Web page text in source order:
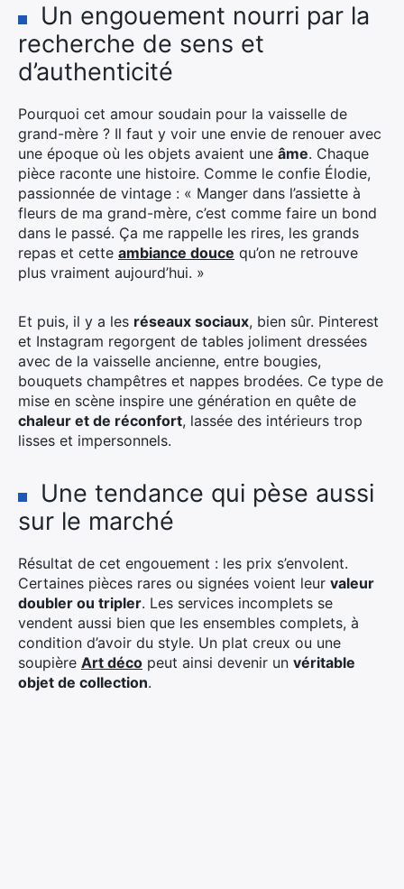
Un engouement nourri par la
recherche de sens et
d’authenticité
Pourquoi cet amour soudain pour la vaisselle de
grand-mère ? Il faut y voir une envie de renouer avec
une époque où les objets avaient une âme. Chaque
pièce raconte une histoire. Comme le confie Élodie,
passionnée de vintage : « Manger dans l’assiette à
fleurs de ma grand-mère, c’est comme faire un bond
dans le passé. Ça me rappelle les rires, les grands
repas et cette ambiance douce qu’on ne retrouve
plus vraiment aujourd’hui. »
Et puis, il y a les réseaux sociaux, bien sûr. Pinterest
et Instagram regorgent de tables joliment dressées
avec de la vaisselle ancienne, entre bougies,
bouquets champêtres et nappes brodées. Ce type de
mise en scène inspire une génération en quête de
chaleur et de réconfort, lassée des intérieurs trop
lisses et impersonnels.
Une tendance qui pèse aussi
sur le marché
Résultat de cet engouement : les prix s’envolent.
Certaines pièces rares ou signées voient leur valeur
doubler ou tripler. Les services incomplets se
vendent aussi bien que les ensembles complets, à
condition d’avoir du style. Un plat creux ou une
soupière Art déco peut ainsi devenir un véritable
objet de collection.